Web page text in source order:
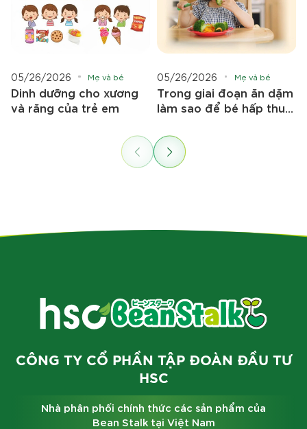
05/26/2026 Mẹ và bé
Dinh dưỡng cho xương
và răng của trẻ em
05/26/2026 Mẹ và bé
Trong giai đoạn ăn dặm
làm sao để bé hấp thu
CÔNG TY CỔ PHẦN TẬP ĐOÀN ĐẦU TƯ
HSC
Nhà phân phối chính thức các sản phẩm của
Bean Stalk tại Việt Nam